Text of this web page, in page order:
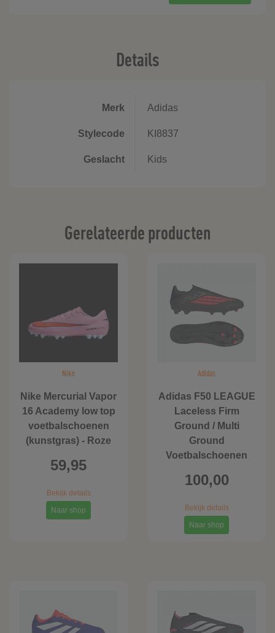
Details
Merk Adidas
Stylecode KI8837
Geslacht Kids
Gerelateerde producten
Nike
Nike Mercurial Vapor
16 Academy low top
voetbalschoenen
(kunstgras) - Roze
59,95
Bekijk details
Naar shop
Adidas
Adidas F50 LEAGUE
Laceless Firm
Ground / Multi
Ground
Voetbalschoenen
100,00
Bekijk details
Naar shop